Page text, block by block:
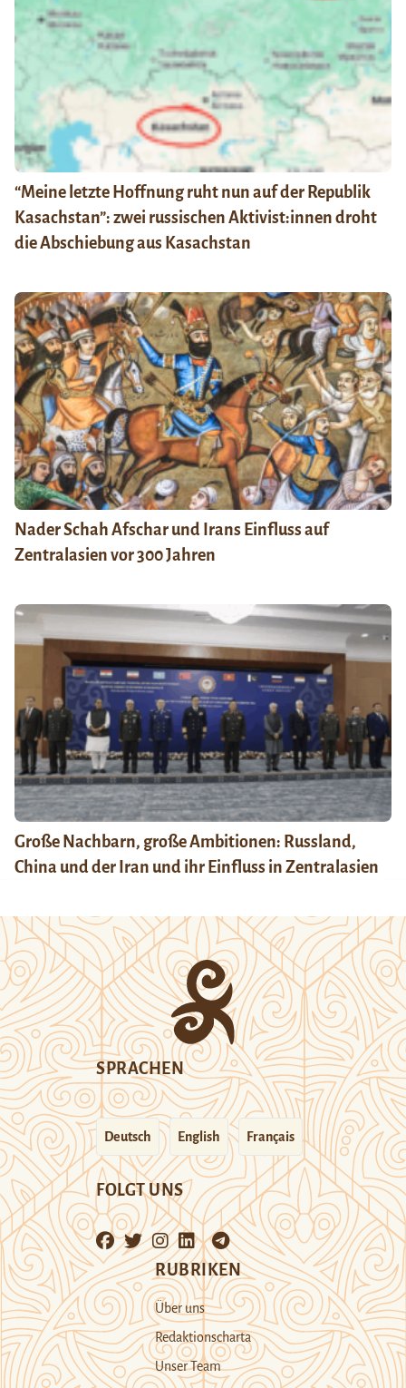
“Meine letzte Hoffnung ruht nun auf der Republik
Kasachstan”: zwei russischen Aktivist:innen droht
die Abschiebung aus Kasachstan
Nader Schah Afschar und Irans Einfluss auf
Zentralasien vor 300 Jahren
Große Nachbarn, große Ambitionen: Russland,
China und der Iran und ihr Einfluss in Zentralasien
SPRACHEN
Deutsch English Français
FOLGT UNS
RUBRIKEN
Über uns
Redaktionscharta
Unser Team